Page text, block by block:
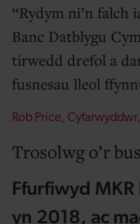
Rydym ni’n falch
Banc Datblygu
tirwedd drefol a
fusnesau lleol
Rob Price, Cyfarwyddwr
Trosolwg o’r
Ffurfiwyd
yn 2018, ac